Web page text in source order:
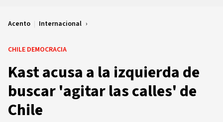
Acento | Internacional
CHILE DEMOCRACIA
Kast acusa a la izquierda de
buscar 'agitar las calles' de
Chile